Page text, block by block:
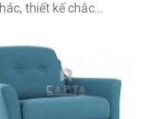
thiết kế chắc...